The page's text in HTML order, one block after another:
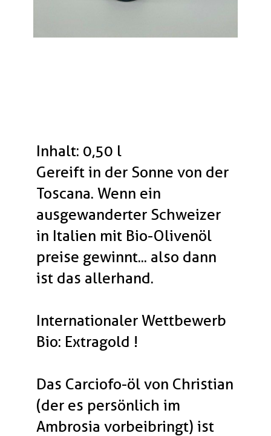
Inhalt: 0,50 l
Gereift in der Sonne von der
Toscana. Wenn ein
ausgewanderter Schweizer
in Italien mit Bio-Olivenöl
preise gewinnt... also dann
ist das allerhand.
Internationaler Wettbewerb
Bio: Extragold !
Das Carciofo-öl von Christian
(der es persönlich im
Ambrosia vorbeibringt) ist